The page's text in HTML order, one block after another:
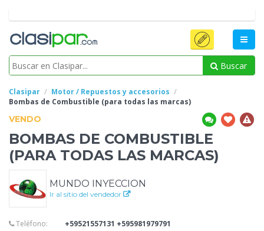
Buscar
Clasipar
Motor / Repuestos y accesorios
Bombas de Combustible (para todas las marcas)
VENDO
BOMBAS DE COMBUSTIBLE
(PARA TODAS LAS MARCAS)
MUNDO INYECCION
Ir al sitio del vendedor
Teléfono:
+59521557131 +595981979791